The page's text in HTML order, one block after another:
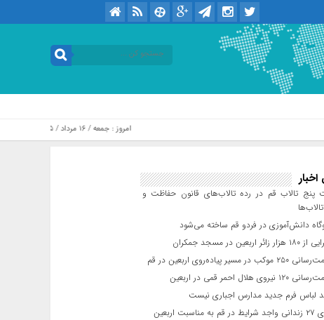
امروز : جمعه / ۱۶ مرداد / ۱۴۰۵ .::. برابر با : Friday, 7 August , 2026
پنج تالاب قم در رده تالاب‌های قانون حفاظت و
دانش‌آموزی در فردو قم ساخته می‌شود
زائر اربعین در مسجد جمکران
در مسیر پیاده‌روی اربعین در قم
نیروی هلال احمر قمی در اربعین
لباس فرم جدید مدارس اجباری نیست
اربعین